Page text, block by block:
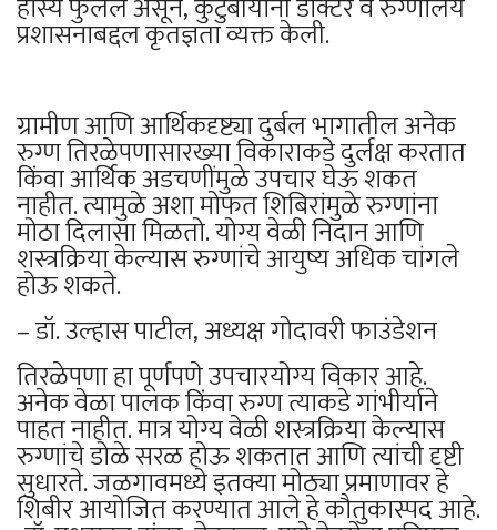
प्रशासनाबद्दल कृतज्ञता व्यक्त केली.
ग्रामीण आणि आर्थिकदृष्ट्या दुर्बल भागातील अनेक
रुग्ण तिरळेपणासारख्या विकाराकडे दुर्लक्ष करतात
किंवा आर्थिक अडचणींमुळे उपचार घेऊ शकत
नाहीत. त्यामुळे अशा मोफत शिबिरांमुळे रुग्णांना
मोठा दिलासा मिळतो. योग्य वेळी निदान आणि
शस्त्रक्रिया केल्यास रुग्णांचे आयुष्य अधिक चांगले
होऊ शकते.
– डॉ. उल्हास पाटील, अध्यक्ष गोदावरी फाउंडेशन
तिरळेपणा हा पूर्णपणे उपचारयोग्य विकार आहे.
अनेक वेळा पालक किंवा रुग्ण त्याकडे गांभीर्याने
पाहत नाहीत. मात्र योग्य वेळी शस्त्रक्रिया केल्यास
रुग्णांचे डोळे सरळ होऊ शकतात आणि त्यांची दृष्टी
सुधारते. जळगावमध्ये इतक्या मोठ्या प्रमाणावर हे
शिबीर आयोजित करण्यात आले हे कौतुकास्पद आहे.